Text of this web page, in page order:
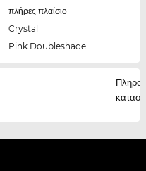
πλήρες πλαίσιο
Crystal
Pink Doubleshade